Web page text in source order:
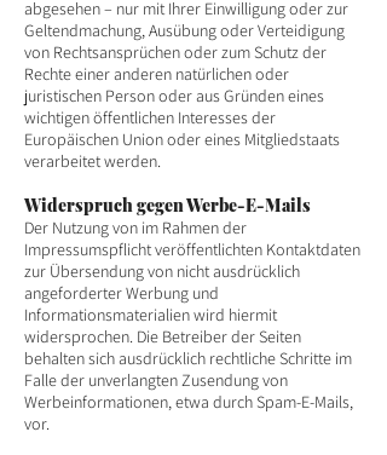
abgesehen – nur mit Ihrer Einwilligung oder zur
Geltendmachung, Ausübung oder Verteidigung
von Rechtsansprüchen oder zum Schutz der
Rechte einer anderen natürlichen oder
juristischen Person oder aus Gründen eines
wichtigen öffentlichen Interesses der
Europäischen Union oder eines Mitgliedstaats
verarbeitet werden.
Widerspruch gegen Werbe-E-Mails
Der Nutzung von im Rahmen der
Impressumspflicht veröffentlichten Kontaktdaten
zur Übersendung von nicht ausdrücklich
angeforderter Werbung und
Informationsmaterialien wird hiermit
widersprochen. Die Betreiber der Seiten
behalten sich ausdrücklich rechtliche Schritte im
Falle der unverlangten Zusendung von
Werbeinformationen, etwa durch Spam-E-Mails,
vor.